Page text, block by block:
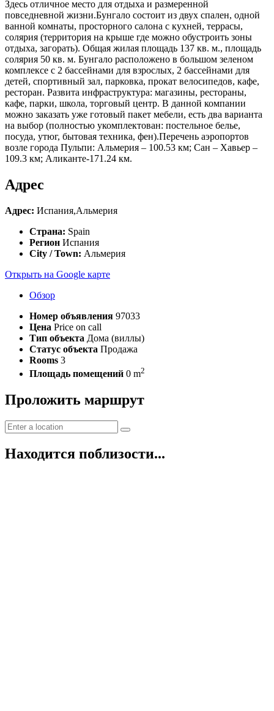
Здесь отличное место для отдыха и размеренной
повседневной жизни.Бунгало состоит из двух спален, одной
ванной комнаты, просторного салона с кухней, террасы,
солярия (территория на крыше где можно обустроить зоны
отдыха, загорать). Общая жилая площадь 137 кв. м., площадь
солярия 50 кв. м. Бунгало расположено в большом зеленом
комплексе с 2 бассейнами для взрослых, 2 бассейнами для
детей, спортивный зал, парковка, прокат велосипедов, кафе,
ресторан. Развита инфраструктура: магазины, рестораны,
кафе, парки, школа, торговый центр. В данной компании
можно заказать уже готовый пакет мебели, есть два варианта
на выбор (полностью укомплектован: постельное белье,
посуда, утюг, бытовая техника, фен).Перечень аэропортов
возле города Пульпи: Альмерия – 100.53 км; Сан – Хавьер –
109.3 км; Аликанте-171.24 км.
Адрес
Адрес: Испания,Альмерия
Страна: Spain
Регион Испания
City / Town: Альмерия
Открыть на Google карте
Обзор
Номер объявления 97033
Цена Price on call
Тип объекта Дома (виллы)
Статус объекта Продажа
Rooms 3
Площадь помещений 0 m2
Проложить маршрут
Находится поблизости...